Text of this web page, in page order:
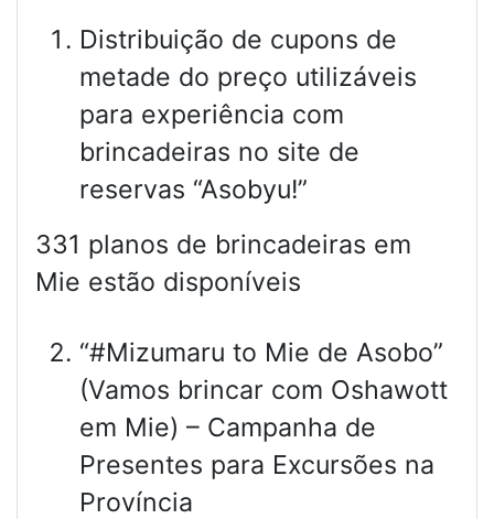
Distribuição de cupons de
metade do preço utilizáveis
para experiência com
brincadeiras no site de
reservas “Asobyu!”
331 planos de brincadeiras em
Mie estão disponíveis
“#Mizumaru to Mie de Asobo”
(Vamos brincar com Oshawott
em Mie) – Campanha de
Presentes para Excursões na
Província